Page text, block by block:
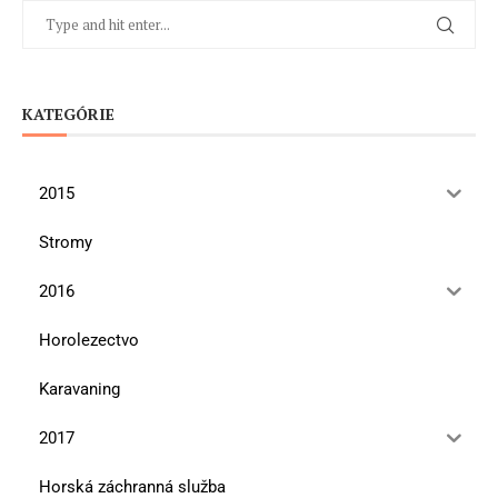
KATEGÓRIE
2015
Stromy
2016
Horolezectvo
Karavaning
2017
Horská záchranná služba